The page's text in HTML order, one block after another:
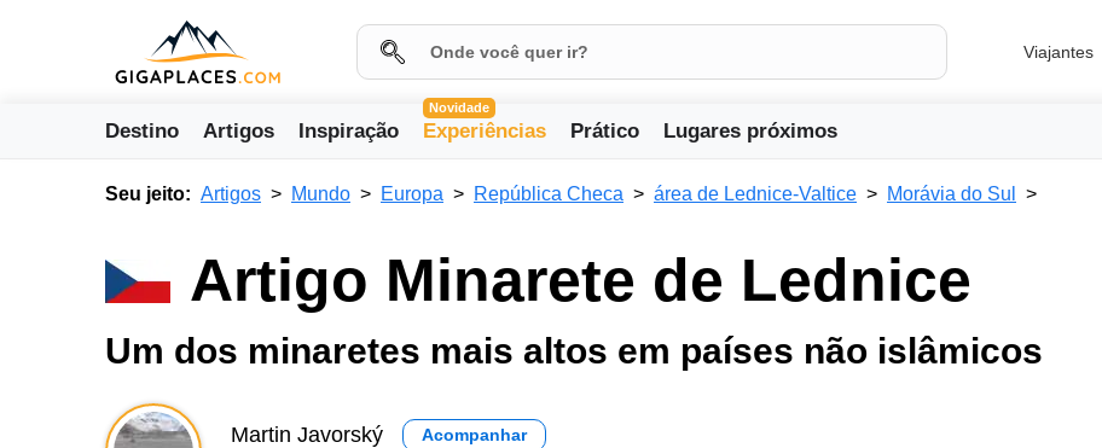
Viajantes
Destino Artigos Inspiração
Novidade
Experiências Prático Lugares próximos
Seu jeito: Artigos Mundo Europa República Checa área de Lednice-Valtice Morávia do Sul
Artigo Minarete de Lednice
Um dos minaretes mais altos em países não islâmicos
Martin Javorský Acompanhar